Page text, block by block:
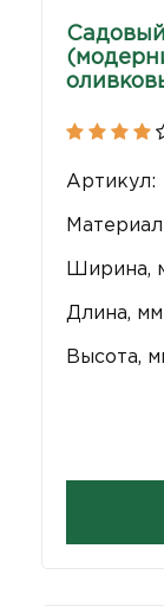
Артикул:
Ширина,
Длина,
Высота,